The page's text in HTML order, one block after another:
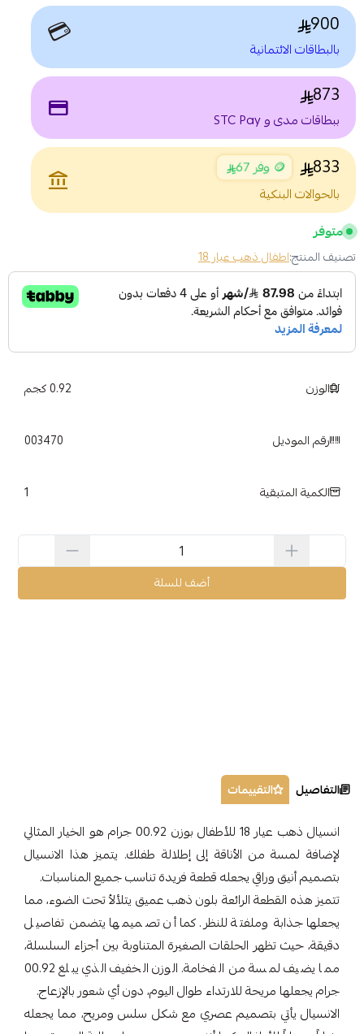
900
بالبطاقات الائتمانية 💳
873
ببطاقات مدى و STC Pay payment
833 🪙 وفر 67
بالحوالات البنكية
account_balance
متوفر
تصنيف المنتج:اطفال ذهب عيار 18
الوزن 0.92 كجم
رقم الموديل 003470
الكمية المتبقية 1
أضف للسلة
التفاصيل التقييمات
انسيال ذهب عيار 18 للأطفال بوزن 00.92 جرام هو الخيار المثالي
لإضافة لمسة من الأناقة إلى إطلالة طفلك. يتميز هذا الانسيال
بتصميم أنيق وراقي يجعله قطعة فريدة تناسب جميع المناسبات.
تتميز هذه القطعة الرائعة بلون ذهب عميق يتلألأ تحت الضوء، مما
يجعلها جذابة وملفتة للنظر. كما أن تصميمها يتضمن تفاصيل
دقيقة، حيث تظهر الحلقات الصغيرة المتناوبة بين أجزاء السلسلة،
مما يضيف لمسة من الفخامة. الوزن الخفيف الذي يبلغ 00.92
جرام يجعلها مريحة للارتداء طوال اليوم، دون أي شعور بالإزعاج.
الانسيال يأتي بتصميم عصري مع شكل سلس ومريح، مما يجعله